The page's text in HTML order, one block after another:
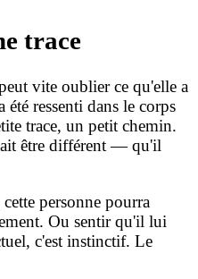
trace
vite oublier ce qu'elle a
été ressenti dans le corps
trace, un petit chemin.
être différent — qu'il
personne pourra
Ou sentir qu'il lui
c'est instinctif. Le